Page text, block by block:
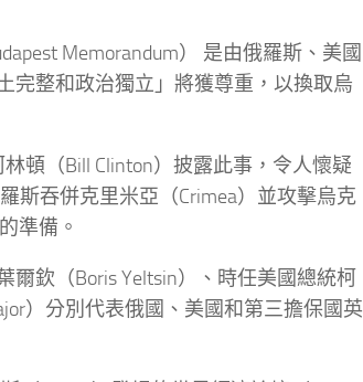
Memorandum） 是由俄羅斯、美國
完整和政治獨立」將獲尊重，以換取烏
頓（Bill Clinton）披露此事，令人懷疑
斯吞併克里米亞（Crimea）並攻擊烏克
準備。
爾欽（Boris Yeltsin）、時任美國總統柯
）分別代表俄國、美國和第三擔保國英